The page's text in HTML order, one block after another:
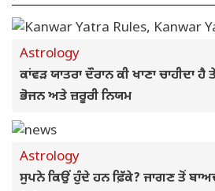
Astrology
ਕਾਂਵੜ ਯਾਤਰਾ ਦੌਰਾਨ ਕੀ ਖਾਣਾ ਚਾਹੀਦਾ ਹੈ
ਭੋਜਨ ਅਤੇ ਜ਼ਰੂਰੀ ਨਿਯਮ
Astrology
ਸੁਪਨੇ ਕਿਉਂ ਹੁੰਦੇ ਹਨ ਫ਼ਿੱਕੇ? ਜਾਗਣ ਤੋਂ